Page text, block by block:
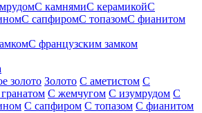
С камнямиС керамикойС
С сапфиромС топазомС фианитом
С французским замком
золото Золото С аметистом С
С жемчугом С изумрудом С
С сапфиром С топазом С фианитом